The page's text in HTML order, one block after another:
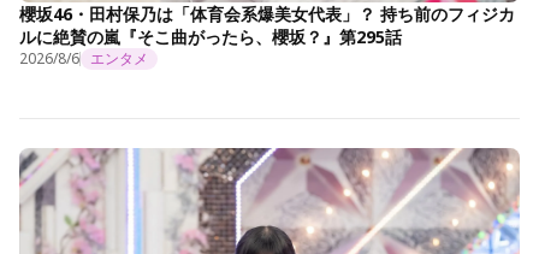
櫻坂46・田村保乃は「体育会系爆美女代表」？ 持ち前のフィジカ
ルに絶賛の嵐『そこ曲がったら、櫻坂？』第295話
2026/8/6 エンタメ